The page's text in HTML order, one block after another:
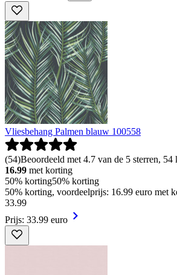
Vliesbehang Palmen blauw 100558
(54)Beoordeeld met 4.7 van de 5 sterren, 54
16.99 met korting
50% korting50% korting
50% korting, voordeelprijs: 16.99 euro met
33.99
Prijs: 33.99 euro